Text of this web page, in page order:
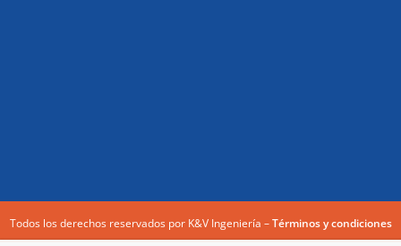
Todos los derechos reservados por K&V Ingeniería –Términos y condiciones